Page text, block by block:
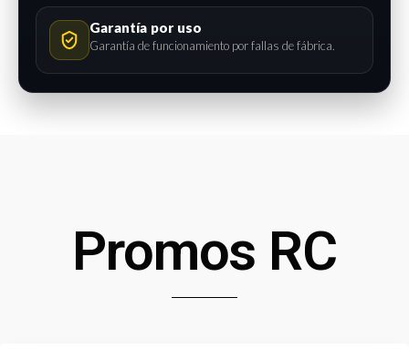
Garantía por uso
Garantía de funcionamiento por fallas de fábrica.
Promos RC